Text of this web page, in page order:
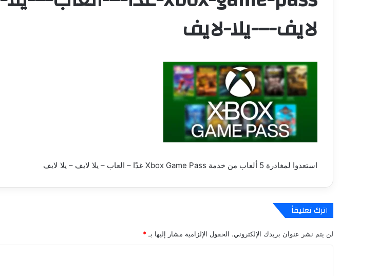
لايف-–-يلا-لايف
استعدوا لمغادرة 5 ألعاب من خدمة Xbox Game Pass غدًا – العاب – يلا لايف – يلا لايف
اترك تعليقاً
لن يتم نشر عنوان بريدك الإلكتروني. الحقول الإلزامية مشار إليها بـ *